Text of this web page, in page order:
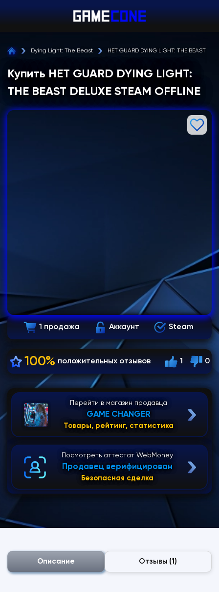
Dying Light: The Beast НЕТ GUARD DYING LIGHT: THE BEAST
Купить НЕТ GUARD DYING LIGHT:
THE BEAST DELUXE STEAM OFFLINE
1 продажа Аккаунт Steam
100% положительных отзывов 1 0
Перейти в магазин продавца
GAME CHANGER
Товары, рейтинг, статистика
Посмотреть аттестат WebMoney
Продавец верифицирован
Безопасная сделка
Описание Отзывы (1)